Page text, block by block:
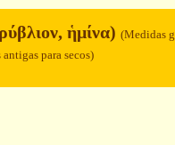
ἡμίνα) (Medidas
para secos)